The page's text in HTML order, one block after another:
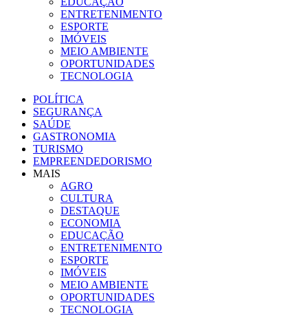
ENTRETENIMENTO
ESPORTE
IMÓVEIS
MEIO AMBIENTE
OPORTUNIDADES
TECNOLOGIA
POLÍTICA
SEGURANÇA
SAÚDE
GASTRONOMIA
TURISMO
EMPREENDEDORISMO
MAIS
AGRO
CULTURA
DESTAQUE
ECONOMIA
EDUCAÇÃO
ENTRETENIMENTO
ESPORTE
IMÓVEIS
MEIO AMBIENTE
OPORTUNIDADES
TECNOLOGIA